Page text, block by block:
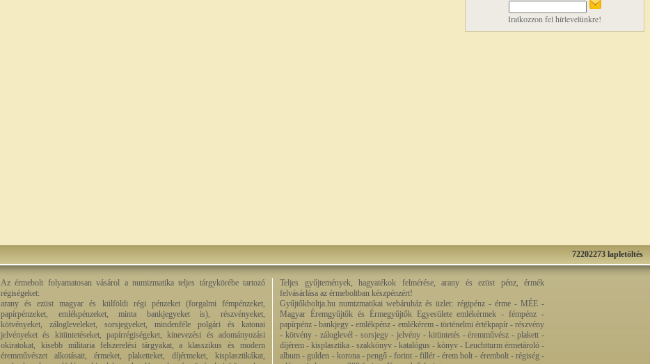
Iratkozzon fel hírlevelünkre!
72202273 lapletöltés
Az érmebolt folyamatosan vásárol a numizmatika teljes tárgykörébe tartozó
régiségeket:
arany és ezüst magyar és külföldi régi pénzeket (forgalmi fémpénzeket,
papírpénzeket, emlékpénzeket, minta bankjegyeket is), részvényeket,
kötvényeket, zálogleveleket, sorsjegyeket, mindenféle polgári és katonai
jelvényeket és kitüntetéseket, papírrégiségeket, kinevezési és adományozási
okiratokat, kisebb militaria felszerelési tárgyakat, a klasszikus és modern
éremművészet alkotásait, érmeket, plaketteket, díjérmeket, kisplasztikákat,
Teljes gyűjtemények, hagyatékok felmérése, arany és ezüst pénz, érmék
felvásárlása az érmeboltban készpénzért!
Gyűjtőkboltja.hu numizmatikai webáruház és üzlet: régipénz - érme - MÉE -
Magyar Éremgyűjtők és Érmegyűjtők Egyesülete emlékérmek - fémpénz -
papírpénz - bankjegy - emlékpénz - emlékérem - történelmi értékpapír - részvény
- kötvény - záloglevél - sorsjegy - jelvény - kitüntetés - éremművész - plakett -
díjérem - kisplasztika - szakkönyv - katalógus - könyv - Leuchtturm érmetároló -
album - gulden - korona - pengő - forint - fillér - érem bolt - érembolt - régiség -